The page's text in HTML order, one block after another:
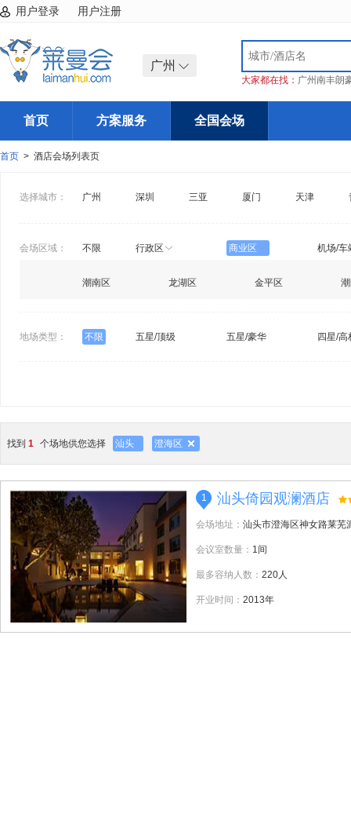
用户登录 用户注册
广州
大家都在找： 广州南丰朗
首页 方案服务 全国会场
首页 > 酒店会场列表页
选择城市： 广州 深圳 三亚 厦门 天津
会场区域： 不限 行政区 商业区 机场/车
潮南区 龙湖区 金平区
地场类型： 不限 五星/顶级 五星/豪华 四星/高
找到 1 个场地供您选择 汕头 澄海区
1 汕头倚园观澜酒店
会场地址： 汕头市澄海区神女路莱芜
会议室数量： 1间
最多容纳人数： 220人
开业时间： 2013年